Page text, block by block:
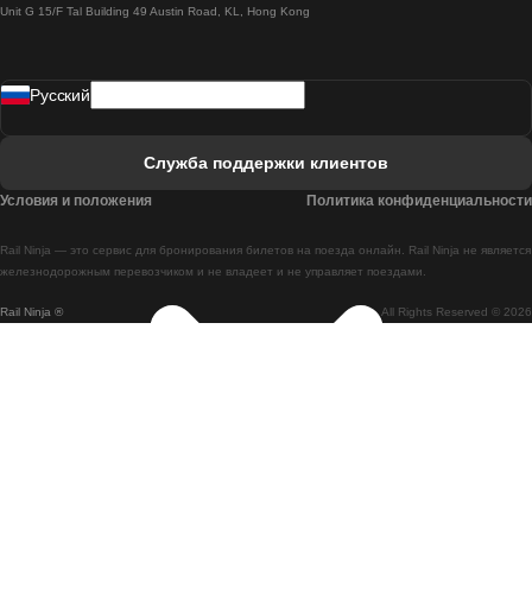
Поезд Лиссабон - Мадрид
Поезд Лиссабон - Брага
Поезд Брага - Лиссабон
Unit G 15/F Tal Building 49 Austin Road, KL, Hong Kong
Rail Ninja ® All Rights Reserved © 2026
Rail Ninja — это сервис для бронирования билетов на поезда онлайн. Rail Ninja не является
железнодорожным перевозчиком и не владеет и не управляет поездами.
Pусский
Служба поддержки клиентов
Условия и положения Политика конфиденциальности